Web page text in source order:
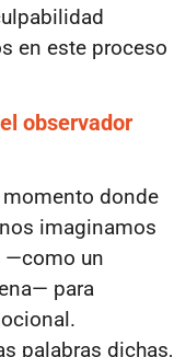
en este proceso
observador
donde
imaginamos
—como un
para
palabras dichas,